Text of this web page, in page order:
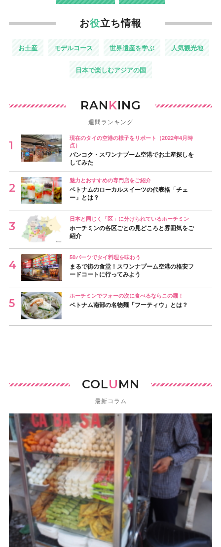
お役立ち情報
お土産 モデルコース 世界遺産を学ぶ 人気観光地
日本で楽しむアジアの国
RANKING
週間ランキング
現在のタイの空港の様子をリポート（2022年4月時
点）
バンコク・スワンナプーム空港でお土産探しを
してみた
魅力とおすすめの専門店をご紹介
ベトナムのローカルスイーツの代表格「チェ
ー」とは？
日本と同じく「区」に分けられているホーチミン
ホーチミンの各区ごとの見どころと雰囲気をご
紹介
50バーツでタイ料理を味わう
まるで街の食堂！スワンナプーム空港の格安フ
ードコートに行ってみよう
ホーチミンでフォーの次に食べるならこの麺！
ベトナム南部の名物麺「フーティウ」とは？
COLUMN
最新コラム